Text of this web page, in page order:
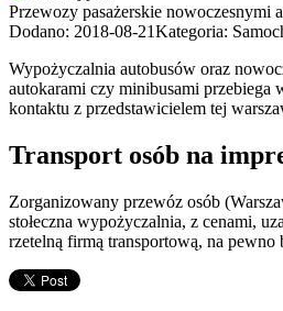
Przewozy pasażerskie nowoczesnymi
Dodano: 2018-08-21Kategoria:
Wypożyczalnia autobusów oraz
autokarami czy minibusami przebiega
kontaktu z przedstawicielem tej
Transport osób na
Zorganizowany przewóz osób
stołeczna wypożyczalnia, z cenami,
rzetelną firmą transportową, na pewno